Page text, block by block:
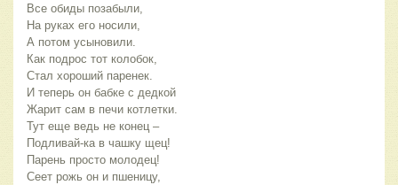
Все обиды позабыли,
На руках его носили,
А потом усыновили.
Как подрос тот колобок,
Стал хороший паренек.
И теперь он бабке с дедкой
Жарит сам в печи котлетки.
Тут еще ведь не конец –
Подливай-ка в чашку щец!
Парень просто молодец!
Сеет рожь он и пшеницу,